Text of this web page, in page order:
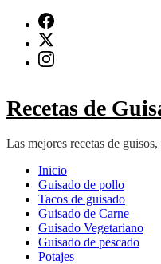
contenido
(presiona
Recetas de
Las mejores recetas de
Inicio
Guisado de pollo
Tacos de guisado
Guisado de Carne
Guisado Vegetariano
Guisado de pescado
Potajes